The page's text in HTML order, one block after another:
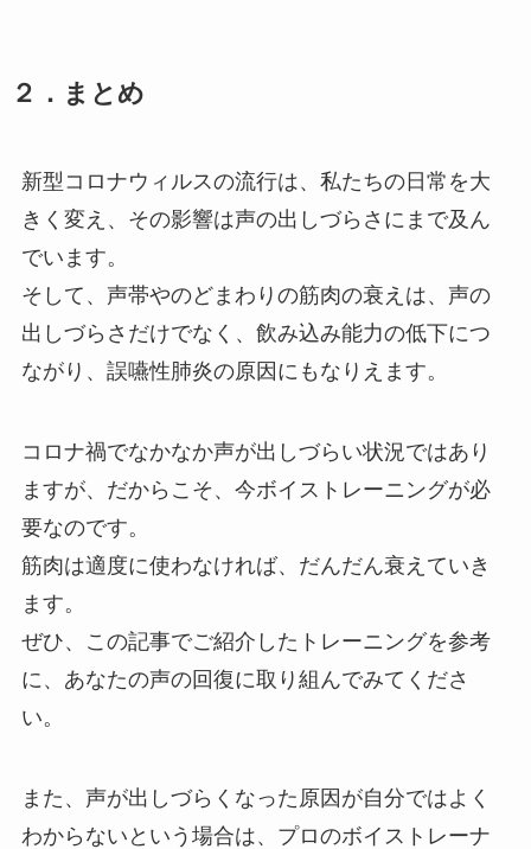
２．まとめ
新型コロナウィルスの流行は、私たちの日常を大
きく変え、その影響は声の出しづらさにまで及ん
でいます。
そして、声帯やのどまわりの筋肉の衰えは、声の
出しづらさだけでなく、飲み込み能力の低下につ
ながり、誤嚥性肺炎の原因にもなりえます。
コロナ禍でなかなか声が出しづらい状況ではあり
ますが、だからこそ、今ボイストレーニングが必
要なのです。
筋肉は適度に使わなければ、だんだん衰えていき
ます。
ぜひ、この記事でご紹介したトレーニングを参考
に、あなたの声の回復に取り組んでみてくださ
い。
また、声が出しづらくなった原因が自分ではよく
わからないという場合は、プロのボイストレーナ